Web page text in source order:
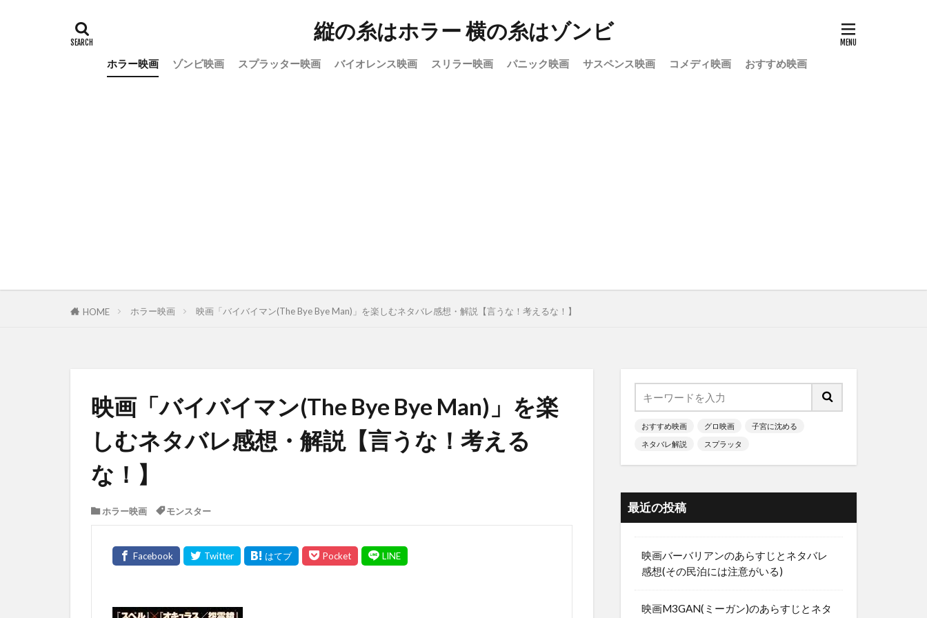
縦の糸はホラー 横の糸はゾンビ
ホラー映画 ゾンビ映画 スプラッター映画 バイオレンス映画 スリラー映画 パニック映画 サスペンス映画 コメディ映画 おすすめ映画
HOME ホラー映画 映画「バイバイマン(The Bye Bye Man)」を楽しむネタバレ感想・解説【言うな！考えるな！】
映画「バイバイマン(The Bye Bye Man)」を楽
しむネタバレ感想・解説【言うな！考える
な！】
ホラー映画 モンスター
おすすめ映画 グロ映画
子宮に沈める
ネタバレ解説
スプラッタ
最近の投稿
映画バーバリアンのあらすじとネタバレ
感想(その民泊には注意がいる)
映画M3GAN(ミーガン)のあらすじとネタ